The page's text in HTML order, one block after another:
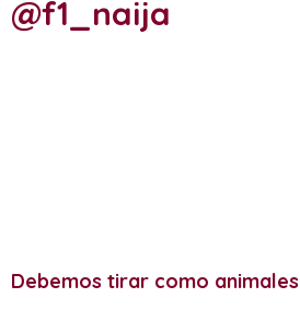
Debemos tirar como animales